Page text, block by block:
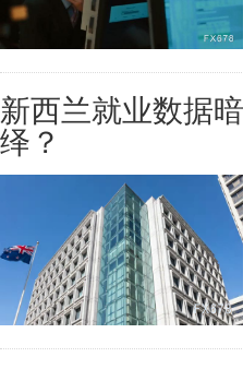
新西兰就业数据
绎？